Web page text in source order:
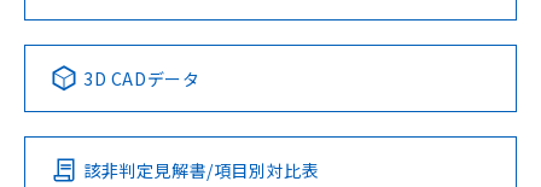
Pb Hg Cd Cr(VI)
O
No No No No
この製品の規格認証/適合状況ページへ
その他の認証はこちらのページからご検索ください
3D CADデータ
該非判定見解書/項目別対比表